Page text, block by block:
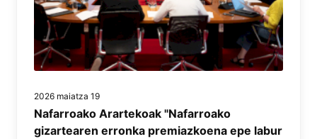
2026 maiatza 19
Nafarroako Arartekoak "Nafarroako
gizartearen erronka premiazkoena epe labur